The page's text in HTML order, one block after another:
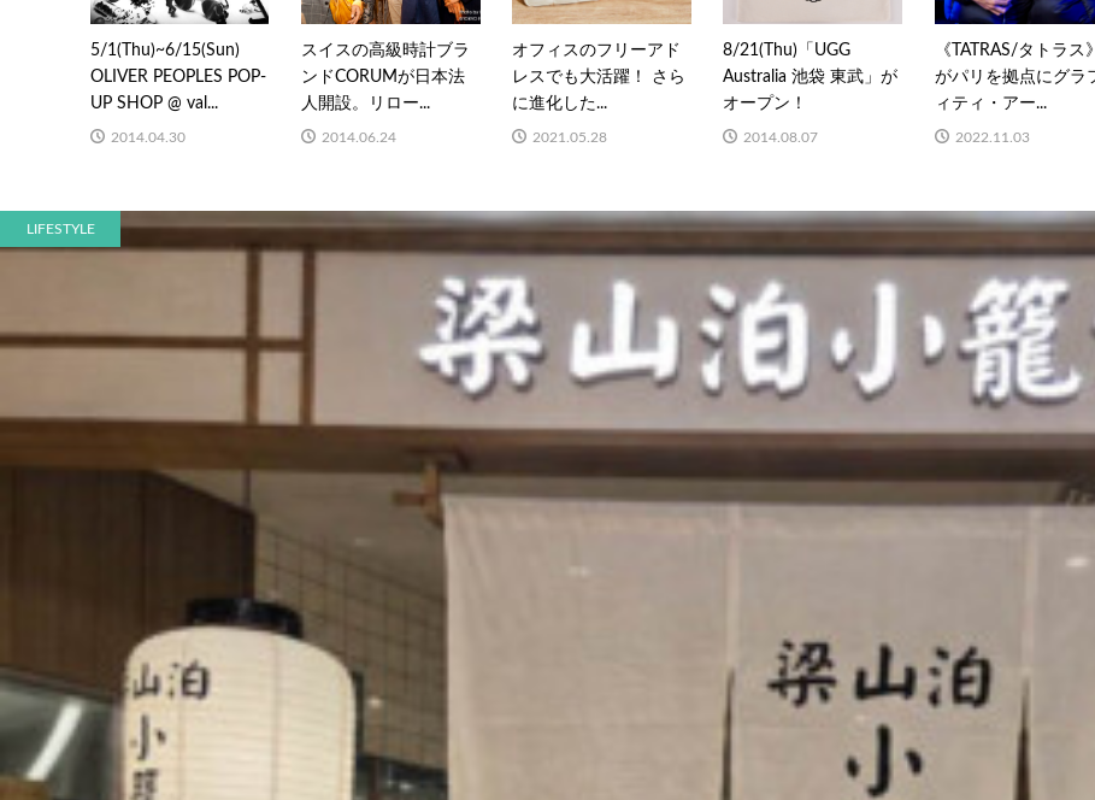
5/1(Thu)~6/15(Sun)
OLIVER PEOPLES POP-
UP SHOP @ val...
2014.04.30
スイスの高級時計ブラ
ンドCORUMが日本法
人開設。リロー...
2014.06.24
オフィスのフリーアド
レスでも大活躍！ さら
に進化した...
2021.05.28
8/21(Thu)「UGG
Australia 池袋 東武」が
オープン！
2014.08.07
《TATRAS/タトラス》
がパリを拠点にグラ
ィティ・アー...
2022.11.03
LIFESTYLE